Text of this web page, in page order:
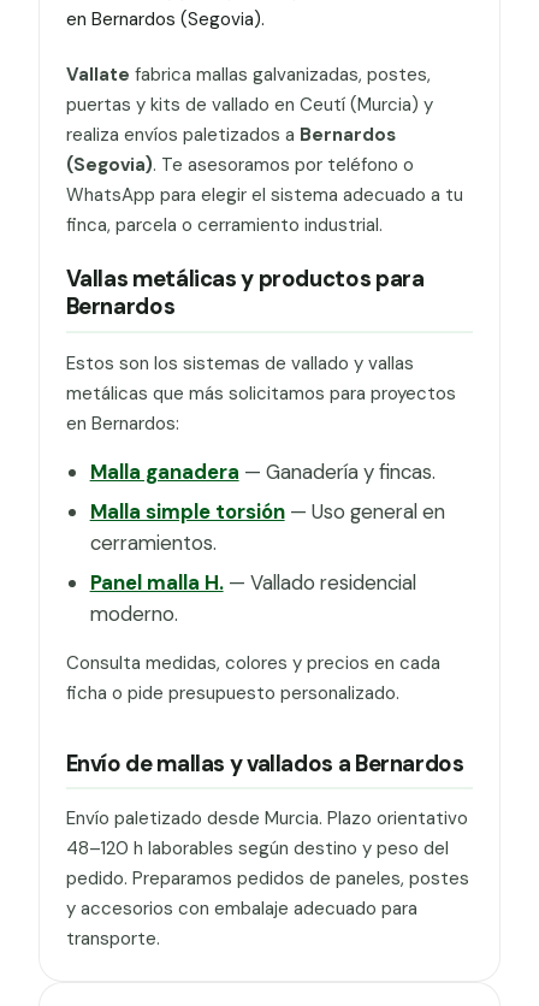
en Bernardos (Segovia).
Vallate fabrica mallas galvanizadas, postes,
puertas y kits de vallado en Ceutí (Murcia) y
realiza envíos paletizados a Bernardos
(Segovia). Te asesoramos por teléfono o
WhatsApp para elegir el sistema adecuado a tu
finca, parcela o cerramiento industrial.
Vallas metálicas y productos para
Bernardos
Estos son los sistemas de vallado y vallas
metálicas que más solicitamos para proyectos
en Bernardos:
Malla ganadera — Ganadería y fincas.
Malla simple torsión— Uso general en
cerramientos.
Panel malla H.— Vallado residencial
moderno.
Consulta medidas, colores y precios en cada
ficha o pide presupuesto personalizado.
Envío de mallas y vallados a Bernardos
Envío paletizado desde Murcia. Plazo orientativo
48–120 h laborables según destino y peso del
pedido. Preparamos pedidos de paneles, postes
y accesorios con embalaje adecuado para
transporte.